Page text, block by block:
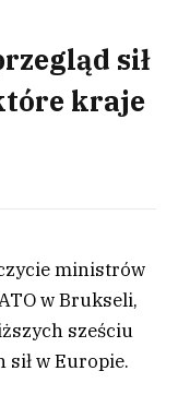
sił
kraje
ministrów
w Brukseli,
sześciu
w Europie.